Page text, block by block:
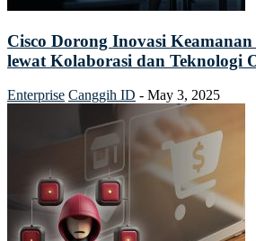
Cisco Dorong Inovasi
lewat Kolaborasi dan Teknologi
Enterprise Canggih ID - May 3, 2025